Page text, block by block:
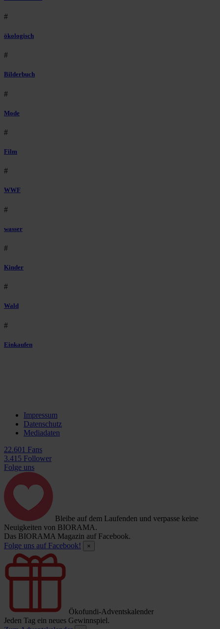
#
ökologisch
#
Bilderbuch
#
Mode
#
Film
#
WWF
#
wasser
#
Kinder
#
Wald
#
Einkaufen
Impressum
Datenschutz
Mediadaten
22.601 Fans
3.415 Follower
Folge uns
Bleibe auf dem Laufenden und verpasse keine
Neuigkeiten von BIORAMA.
Das BIORAMA Magazin auf Facebook.
Folge uns auf Facebook!
×
Ökofundi-Adventskalender
Jeden Tag ein neues Gewinnspiel.